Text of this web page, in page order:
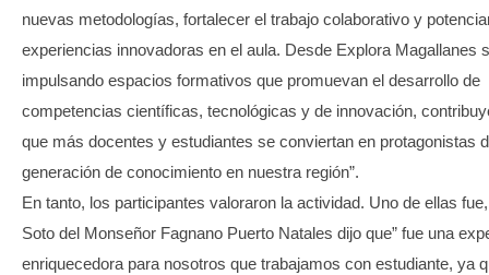
nuevas metodologías, fortalecer el trabajo colaborativo y
experiencias innovadoras en el aula. Desde Explora Magallanes
impulsando espacios formativos que promuevan el desarrollo de
competencias científicas, tecnológicas y de innovación,
que más docentes y estudiantes se conviertan en protagonistas
generación de conocimiento en nuestra región”.
En tanto, los participantes valoraron la actividad. Uno de ellas
Soto del Monseñor Fagnano Puerto Natales dijo que” fue una
enriquecedora para nosotros que trabajamos con estudiante, ya